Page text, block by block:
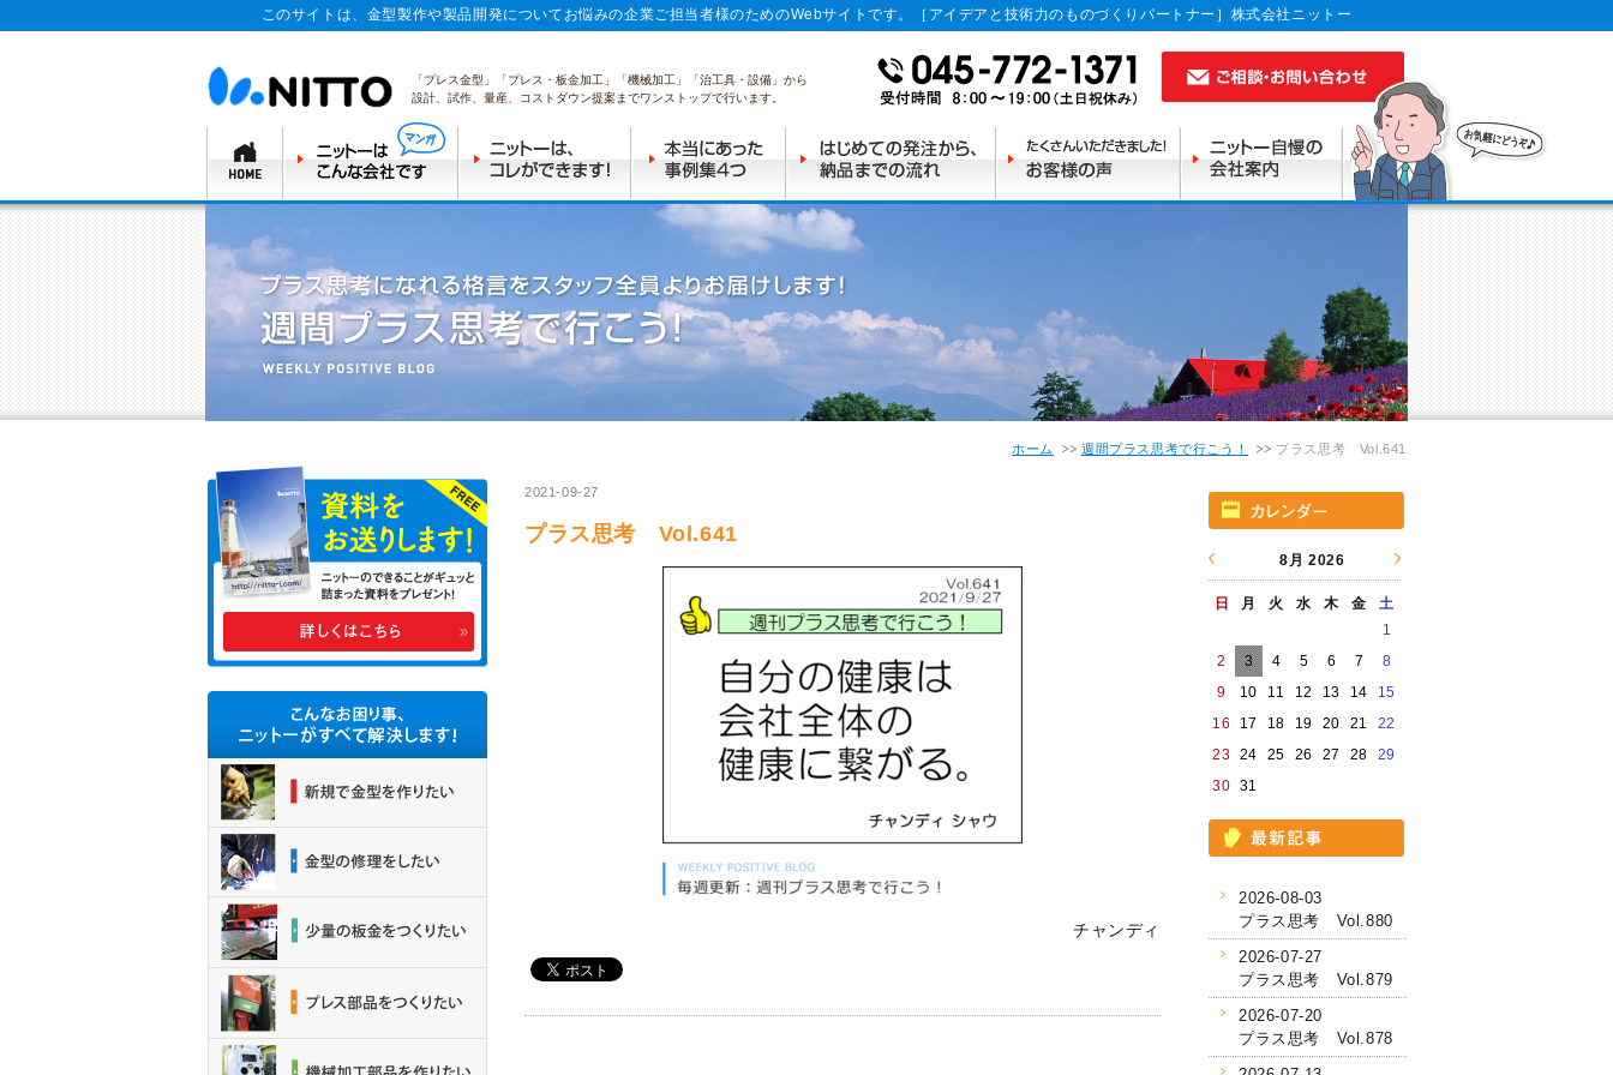
このサイトは、金型製作や製品開発についてお悩みの企業ご担当者様のためのWebサイトです。［アイデアと技術力のものづくりパートナー］株式会社ニットー
「プレス金型」「プレス・板金加工」「機械加工」「治工具・設備」から
設計、試作、量産、コストダウン提案までワンストップで行います。
ホーム 週間プラス思考で行こう！ プラス思考 Vol.641
2021-09-27
プラス思考 Vol.641
チャンディ
8月 2026
日 月 火 水 木 金
土
1
2
3 4 5 6 7
8
9
10 11 12 13 14
15
16
17 18 19 20 21
22
23 24 25 26 27 28
29
30 31
2026-08-03
プラス思考 Vol.880
2026-07-27
プラス思考 Vol.879
2026-07-20
プラス思考 Vol.878